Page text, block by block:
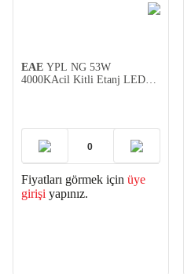
EAE YPL NG 53W
4000KAcil Kitli Etanj LED
Fiyatları görmek için üye
girişi yapınız.